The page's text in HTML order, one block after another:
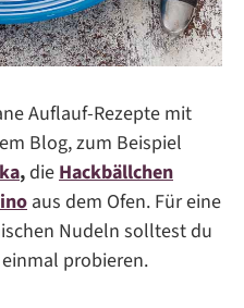
Auflauf-Rezepte mit
Blog, zum Beispiel
,dieHackbällchen
aus dem Ofen. Für eine
Nudeln solltest du
probieren.